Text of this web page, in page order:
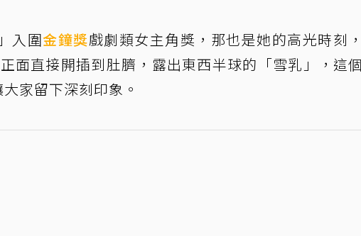
入圍金鐘獎戲劇類女主角獎，那也是她的高光時刻
面直接開插到肚臍，露出東西半球的「雪乳」，這
家留下深刻印象。